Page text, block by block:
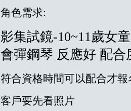
角色需求:
影集試鏡-10~11歲女
會彈鋼琴 反應好 配合
符合資格時間可以配合才報
客戶要先看照片